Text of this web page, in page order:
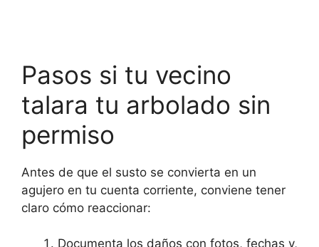
Pasos si tu vecino
talara tu arbolado sin
permiso
Antes de que el susto se convierta en un
agujero en tu cuenta corriente, conviene tener
claro cómo reaccionar:
Documenta los daños con fotos, fechas y,